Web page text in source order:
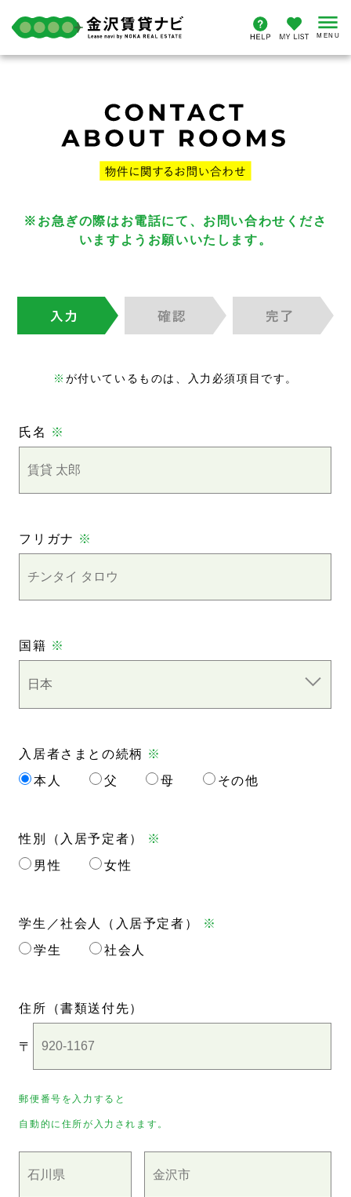
※お急ぎの際はお電話にて、お問い合わせくださ
いますようお願いいたします。
※ が付いているものは、入力必須項目です。
氏名 ※
フリガナ ※
国籍 ※
入居者さまとの続柄 ※
本人
父 母 その他
性別（入居予定者） ※
男性
女性
学生／社会人（入居予定者）
※
学生
社会人
住所 （書類送付先）
〒
郵便番号を入力すると
自動的に住所が入力されます。